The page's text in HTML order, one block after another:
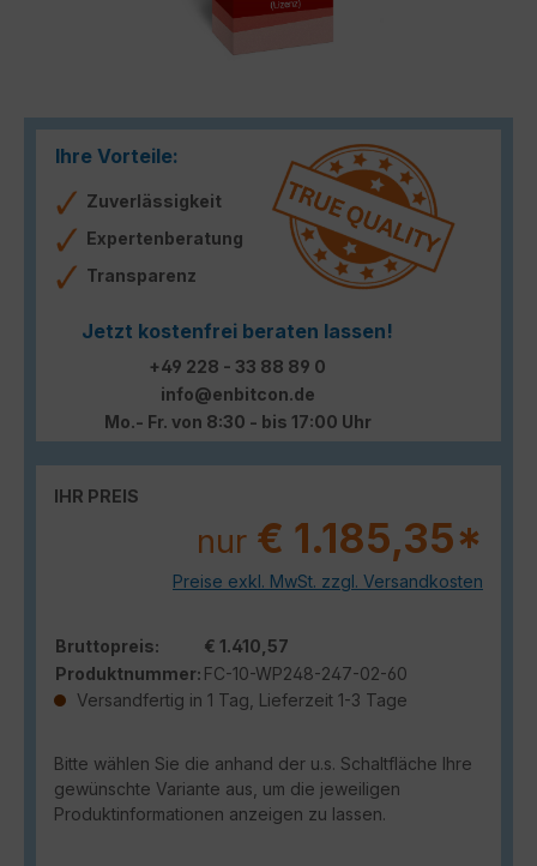
Ihre Vorteile:
Zuverlässigkeit
Expertenberatung
Transparenz
Jetzt kostenfrei beraten lassen!
+49 228 - 33 88 89 0
info@enbitcon.de
Mo.- Fr. von 8:30 - bis 17:00 Uhr
IHR PREIS
nur € 1.185,35*
Preise exkl. MwSt. zzgl. Versandkosten
Bruttopreis:
€ 1.410,57
Produktnummer: FC-10-WP248-247-02-60
Versandfertig in 1 Tag, Lieferzeit 1-3 Tage
Bitte wählen Sie die anhand der u.s. Schaltfläche Ihre
gewünschte Variante aus, um die jeweiligen
Produktinformationen anzeigen zu lassen.